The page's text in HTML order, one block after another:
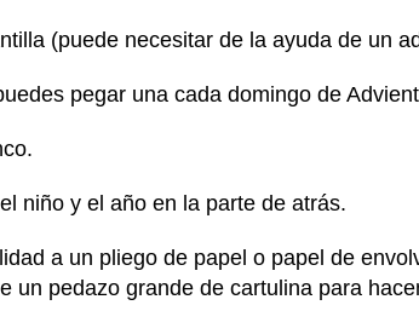
(puede necesitar de la ayuda de un
pegar una cada domingo de
niño y el año en la parte de atrás.
a un pliego de papel o papel de
un pedazo grande de cartulina para